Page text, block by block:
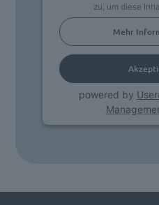
zu, um diese
Mehr
powered by